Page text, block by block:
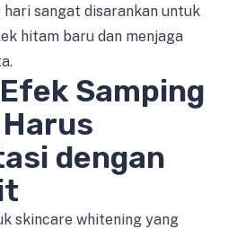
hari sangat disarankan untuk
hitam baru dan menjaga
Samping
dengan
skincare whitening yang